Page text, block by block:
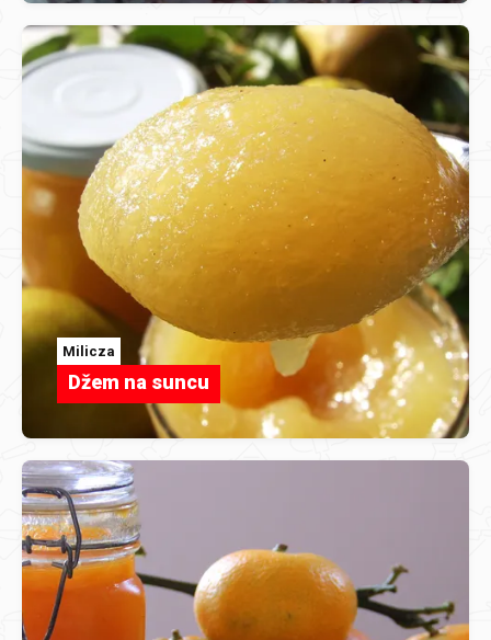
Milicza
Džem na suncu